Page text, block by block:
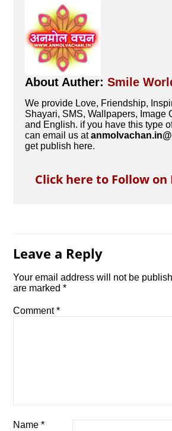
About Auther:Smile
We provide Love, Friendship,
Shayari, SMS, Wallpapers, Image
and English. if you have this type
can email us at
get publish here.
Click here to Follow
Leave a Reply
Your email address will not be
are marked*
Comment*
Name*